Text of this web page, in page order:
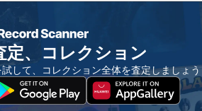
定、コレクション
して、コレクション全体を査定しましょう